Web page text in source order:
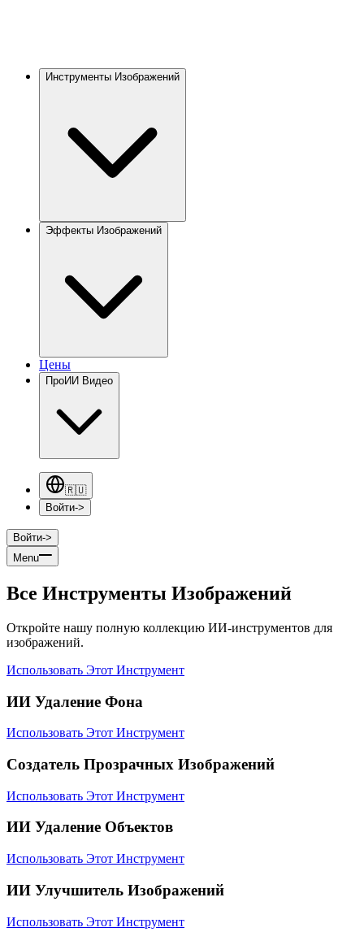
Инструменты Изображений
Эффекты Изображений
Цены
ПроИИ Видео
🇷🇺
Войти->
Войти->
Menu
Все Инструменты Изображений
Откройте нашу полную коллекцию ИИ-инструментов для
изображений.
Использовать Этот Инструмент
ИИ Удаление Фона
Использовать Этот Инструмент
Создатель Прозрачных Изображений
Использовать Этот Инструмент
ИИ Удаление Объектов
Использовать Этот Инструмент
ИИ Улучшитель Изображений
Использовать Этот Инструмент